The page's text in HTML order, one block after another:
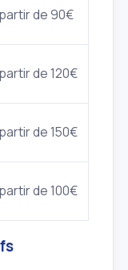
de 90€
de 120€
de 150€
de 100€